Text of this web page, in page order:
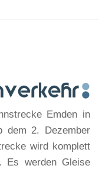
Emden in
dem 2. Dezember
wird komplett
Es werden Gleise